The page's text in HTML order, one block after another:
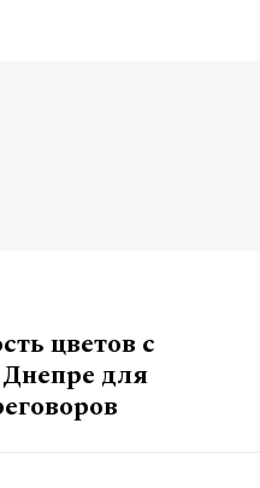
цветов с
для